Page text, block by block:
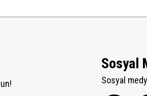
Sosyal
Sosyal